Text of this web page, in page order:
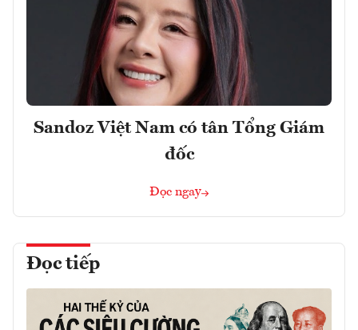
Sandoz Việt Nam có tân Tổng Giám
đốc
Đọc ngay
Đọc tiếp